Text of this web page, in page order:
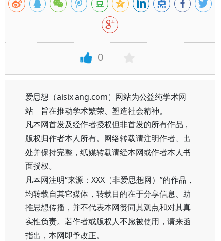
0
爱思想（aisixiang.com）网站为公益纯学术网
站，旨在推动学术繁荣、塑造社会精神。
凡本网首发及经作者授权但非首发的所有作品，
版权归作者本人所有。网络转载请注明作者、出
处并保持完整，纸媒转载请经本网或作者本人书
面授权。
凡本网注明“来源：XXX（非爱思想网）”的作品，
均转载自其它媒体，转载目的在于分享信息、助
推思想传播，并不代表本网赞同其观点和对其真
实性负责。若作者或版权人不愿被使用，请来函
指出，本网即予改正。